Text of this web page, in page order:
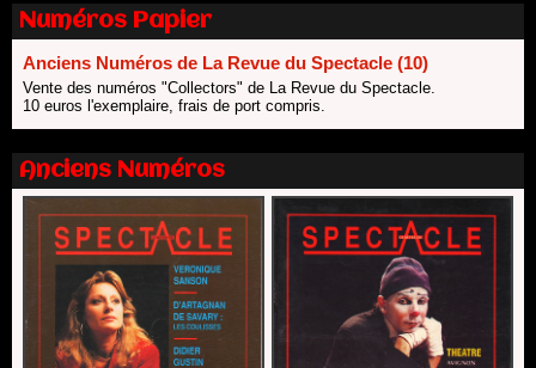
20/06/2026
Le palmarès des prix SACD 2026
18/06/2026
Les 10 lauréats du Fonds Grandes Formes Théâtre 2026
Nomination de Nathalie Garraud et Olivier Saccomano à la
direction du Théâtre de Gennevilliers - CDN
13/06/2026
Dispositif SACD Auteurs d'espaces : les lauréats 2026
18/03/2026
Numéros Papier
Anciens Numéros de La Revue du Spectacle (10)
Vente des numéros "Collectors" de La Revue du Spectacle.
10 euros l'exemplaire, frais de port compris.
Anciens Numéros